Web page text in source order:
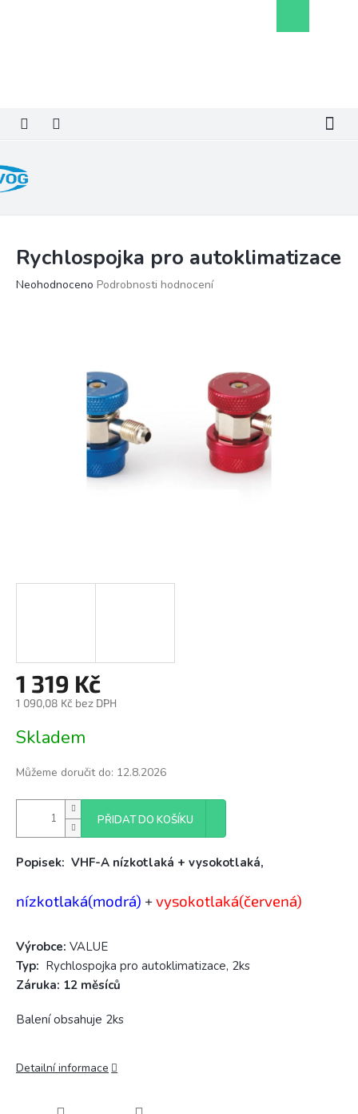
košík
Rychlospojka pro autoklimatizace
Průměrné
Neohodnoceno Podrobnosti hodnocení
1 319 Kč
1 090,08 Kč bez DPH
cena:
Skladem
Můžeme doručit do: 12.8.2026
PŘIDAT DO KOŠÍKU
Popisek: VHF-A nízkotlaká + vysokotlaká,
nízkotlaká(modrá) +vysokotlaká(červená)
Výrobce: VALUE
Typ: Rychlospojka pro autoklimatizace, 2ks
Záruka: 12 měsíců
Balení obsahuje 2ks
Detailní informace